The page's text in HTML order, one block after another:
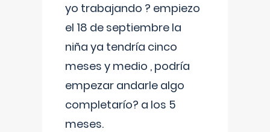
yo trabajando ? empiezo
el 18 de septiembre la
niña ya tendría cinco
meses y medio , podría
empezar andarle algo
completarío? a los 5
meses.